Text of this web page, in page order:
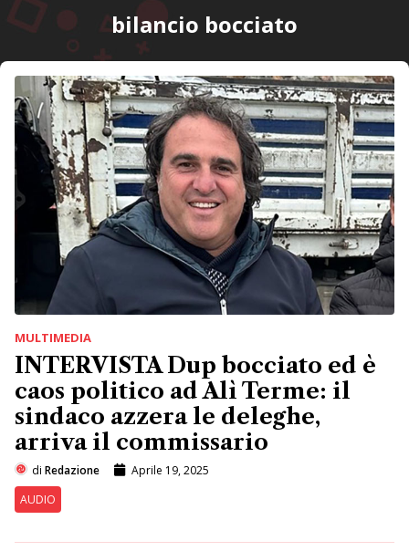
bilancio bocciato
MULTIMEDIA
INTERVISTA Dup bocciato ed è
caos politico ad Alì Terme: il
sindaco azzera le deleghe,
arriva il commissario
di Redazione
Aprile 19, 2025
AUDIO